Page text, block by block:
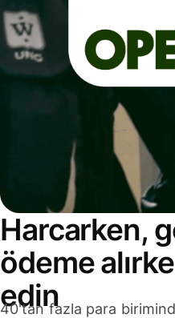
Harcarken,
ödeme
edin
40'tan fazla para